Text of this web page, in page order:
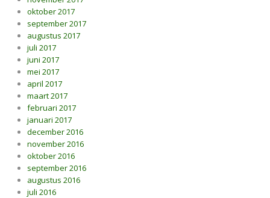
oktober 2017
september 2017
augustus 2017
juli 2017
juni 2017
mei 2017
april 2017
maart 2017
februari 2017
januari 2017
december 2016
november 2016
oktober 2016
september 2016
augustus 2016
juli 2016